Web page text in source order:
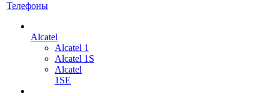
Телефоны
Alcatel
Alcatel 1
Alcatel 1S
Alcatel
1SE